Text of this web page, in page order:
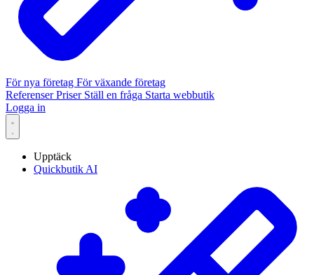
För nya företag För växande företag
ReferenserPriser Ställ en fråga Starta webbutik
Logga in
Upptäck
Quickbutik AI